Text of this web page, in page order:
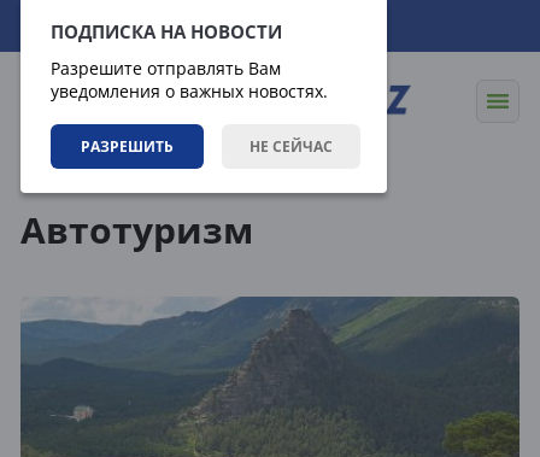
ПОДПИСКА НА НОВОСТИ
Разрешите отправлять Вам
уведомления о важных новостях.
РАЗРЕШИТЬ НЕ СЕЙЧАС
07.08.2026 20:01:33
Автотуризм